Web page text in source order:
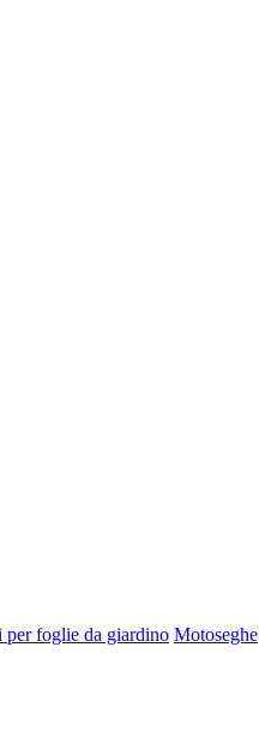
foglie da giardino Motoseghe